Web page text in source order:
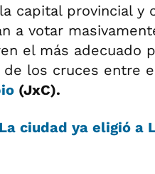
capital provincial y
a votar
el más adecuado
de los cruces entre
(JxC).
ciudad ya eligió a